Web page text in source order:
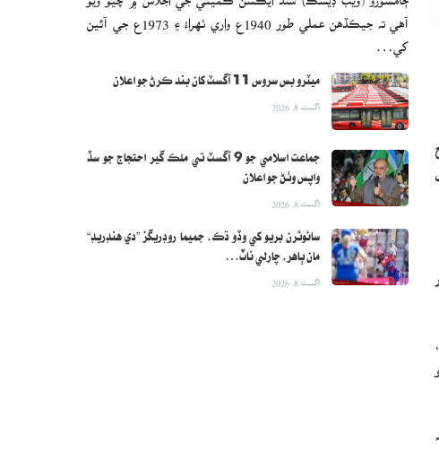
آهي ته جيڪڏهن عملي طور 1940ع واري ٺهراءُ ۽ 1973ع جي آئين
کي…
ميٽرو بس سروس 11 آگسٽ کان بند ڪرڻ جو اعلان
اگست 8, 2026
جماعت اسلامي جو 9 آگسٽ تي ملڪ گير احتجاج جو سڏ
واپس وٺڻ جو اعلان
اگست 8, 2026
سائوٿرن بريو کي وڏو ڌڪ، جميما روڊريگز ”دي هنڊريڊ“
مان ٻاهر، چارلي ناٽ…
اگست 8, 2026